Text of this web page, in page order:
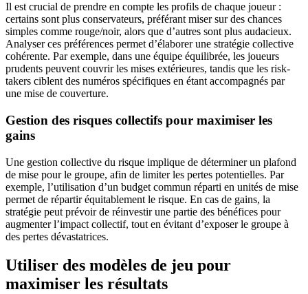
Il est crucial de prendre en compte les profils de chaque joueur :
certains sont plus conservateurs, préférant miser sur des chances
simples comme rouge/noir, alors que d’autres sont plus audacieux.
Analyser ces préférences permet d’élaborer une stratégie collective
cohérente. Par exemple, dans une équipe équilibrée, les joueurs
prudents peuvent couvrir les mises extérieures, tandis que les risk-
takers ciblent des numéros spécifiques en étant accompagnés par
une mise de couverture.
Gestion des risques collectifs pour maximiser les
gains
Une gestion collective du risque implique de déterminer un plafond
de mise pour le groupe, afin de limiter les pertes potentielles. Par
exemple, l’utilisation d’un budget commun réparti en unités de mise
permet de répartir équitablement le risque. En cas de gains, la
stratégie peut prévoir de réinvestir une partie des bénéfices pour
augmenter l’impact collectif, tout en évitant d’exposer le groupe à
des pertes dévastatrices.
Utiliser des modèles de jeu pour
maximiser les résultats